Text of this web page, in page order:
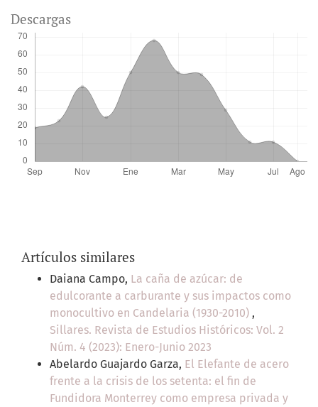
Descargas
Artículos similares
Daiana Campo, La caña de azúcar: de
edulcorante a carburante y sus impactos como
monocultivo en Candelaria (1930-2010) ,
Sillares. Revista de Estudios Históricos: Vol. 2
Núm. 4 (2023): Enero-Junio 2023
Abelardo Guajardo Garza, El Elefante de acero
frente a la crisis de los setenta: el fin de
Fundidora Monterrey como empresa privada y